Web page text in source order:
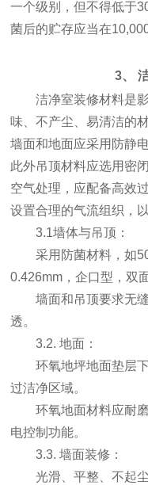
一个级别，但不得低于
菌后的贮存应当在
3、 洁
洁净室装修材料是影
味、不产尘、易清洁的
墙面和地面应采用防静
此外吊顶材料应选用密
空气处理，应配备高效
设置合理的气流组织，
3.1墙体与吊顶：
采用防菌材料，如50
0.426mm，企口型，双
墙面和吊顶要求无缝
透。
3.2. 地面：
环氧地坪地面垫层下
过洁净区域。
环氧地面材料应耐磨
电控制功能。
3.3. 墙面装修：
光滑、平整、不起尘